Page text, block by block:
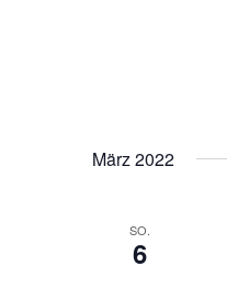
März 2022
SO.
6